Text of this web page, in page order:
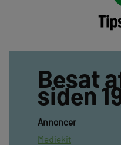
Besat
siden
Annoncer
Mediekit